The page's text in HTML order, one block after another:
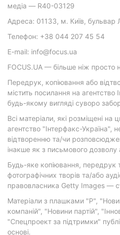
медіа — R40-03129
Адреса: 01133, м. Київ, бульвар
Телефон: +38 044 207 45 54
E-mail: info@focus.ua
FOCUS.UA — більше ніж просто
Передрук, копіювання або
містить посилання на агентство
будь-якому вигляді суворо
Всі матеріали, які розміщені на
агентство "Інтерфакс-Україна",
відтворенню та/чи
інакше як з письмового дозволу
Будь-яке копіювання, передрук
фотографічних творів та/або
правовласника Getty Images —
Матеріали з плашками "Р",
компаній", "Новини партій",
"Спецпроект за підтримки"
основі.